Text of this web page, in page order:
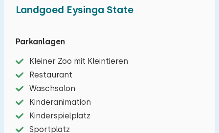
Wald, aber auch an offenen Wasserwegen. An
eigenes Boot festmachen.
Diese Vier-Personen-Ferienhäuser sind ruhig am
Rande des Parks gelegen. Die Häuser haben
einen großen, sonnigen Garten. Das Ferienhaus
besteht aus einem Eingang/Flur mit
Waschmaschine und Trockner, einem sonnigen
Wohnzimmer mit Flachbildfernseher, Radio,
Landgoed Eysinga State
Parkanlagen
Kleiner Zoo mit Kleintieren
Restaurant
Waschsalon
Kinderanimation
Kinderspielplatz
Sportplatz